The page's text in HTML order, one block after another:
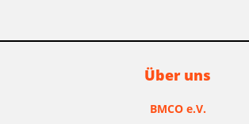
Über uns
BMCO e.V.